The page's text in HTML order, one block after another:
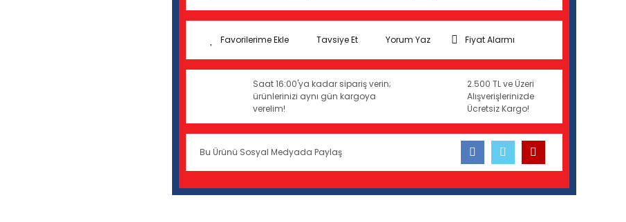
Tavsiye Et Yorum Yaz Fiyat Alarmı
Saat 16:00'ya kadar sipariş verin;
ürünlerinizi aynı gün kargoya
verelim!
2.500 TL ve Üzeri
Alışverişlerinizde
Ücretsiz Kargo!
Bu Ürünü Sosyal Medyada Paylaş